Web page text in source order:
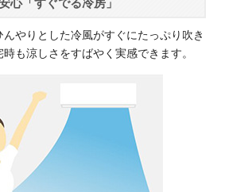
やりとした冷風がすぐにたっぷり吹き
も涼しさをすばやく実感できます。